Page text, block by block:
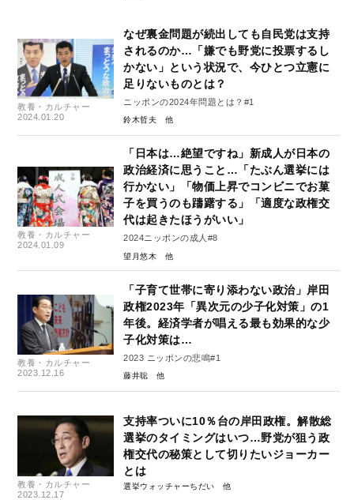
教養・カルチャー
2024.01.20
なぜ裏金問題が続出しても自民党は支持
されるのか…「嫌でも野党に投票するし
かない」という状況で、今ひとつ立憲に
足りないものとは？
ニッポンの2024年問題とは？#1
鈴木哲夫
教養・カルチャー
2024.01.09
「日本は…絶望ですね」新成人が日本の
政治経済に思うこと…「たぶん選挙には
行かない」「物価上昇でコンビニでお菓
子を買うのも躊躇する」「適度な政権交
代は起きたほうがいい」
2024ニッポンの成人#8
望月悠木
教養・カルチャー
2023.12.16
「子育て世帯に寄り添わない政治」岸田
政権2023年「異次元の少子化対策」の1
年後。経済学者が唱える最も効果的な少
子化対策は…
2023 ニッポンの悲鳴#1
藤井聡
教養・カルチャー
2023.12.17
支持率ついに10％台の岸田政権。解散総
選挙のタイミングはいつ…野党が狙う政
権交代の秘策として切りたいジョーカー
とは
選挙ウォッチャーちだい